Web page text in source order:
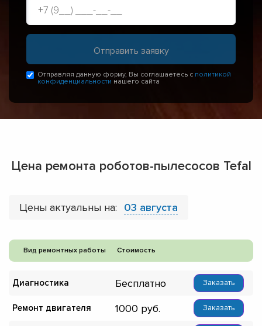
Отправляя данную форму, Вы соглашаетесь с политикой
конфиденциальности нашего сайта
Цена ремонта роботов-пылесосов Tefal
Цены актуальны на: 03 августа
Вид ремонтных работы Стоимость
Диагностика Бесплатно Заказать
Ремонт двигателя 1000 Заказать